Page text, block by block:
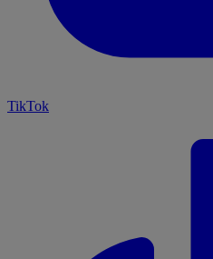
TikTok